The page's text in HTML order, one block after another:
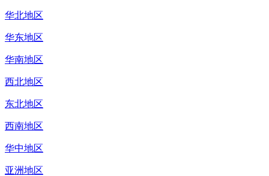
华北地区
华东地区
华南地区
西北地区
东北地区
西南地区
华中地区
亚洲地区